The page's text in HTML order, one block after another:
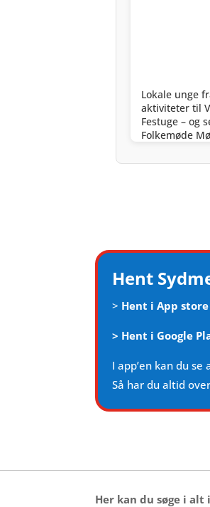
Lokale unge
aktiviteter til
Festuge – og
Folkemøde
Hent
> Hent i App store
> Hent i Google
I app’en kan du
Så har du altid
Her kan du søge i